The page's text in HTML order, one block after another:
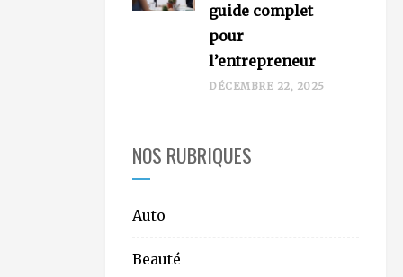
guide complet
pour
l’entrepreneur
DÉCEMBRE 22, 2025
NOS RUBRIQUES
Auto
Beauté